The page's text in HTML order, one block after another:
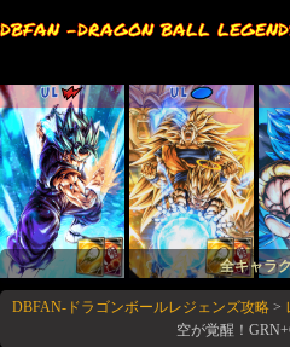
DBFAN -DRAGON BALL
UL UL
全キャラ
DBFAN-ドラゴンボールレジェンズ攻略>
空が覚醒！